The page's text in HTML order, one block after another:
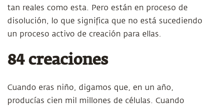
tan reales como esta. Pero están en proceso de
disolución, lo que significa que no está sucediendo
un proceso activo de creación para ellas.
84 creaciones
Cuando eras niño, digamos que, en un año,
producías cien mil millones de células. Cuando